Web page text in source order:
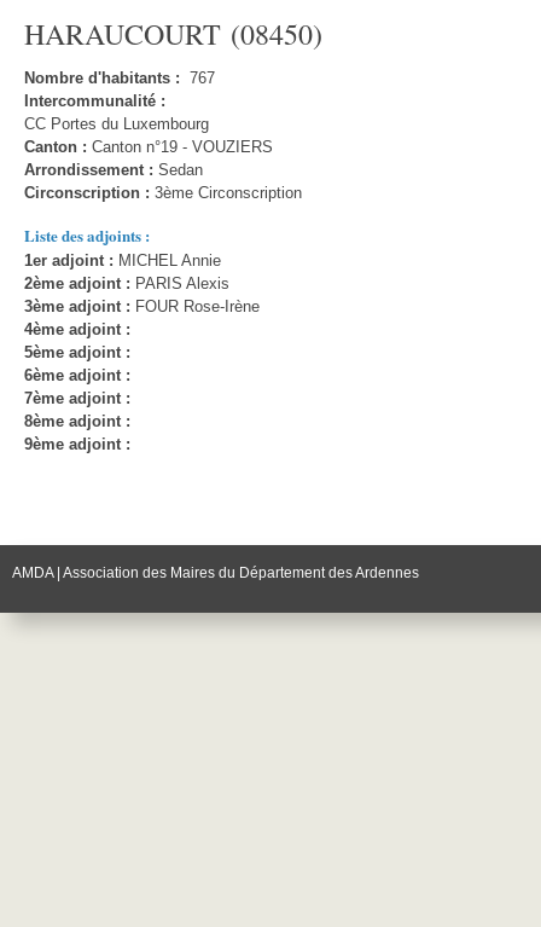
HARAUCOURT (08450)
Nombre d'habitants : 767
Intercommunalité :
CC Portes du Luxembourg
Canton : Canton n°19 - VOUZIERS
Arrondissement : Sedan
Circonscription : 3ème Circonscription
Liste des adjoints :
1er adjoint : MICHEL Annie
2ème adjoint : PARIS Alexis
3ème adjoint : FOUR Rose-Irène
4ème adjoint :
5ème adjoint :
6ème adjoint :
7ème adjoint :
8ème adjoint :
9ème adjoint :
AMDA | Association des Maires du Département des Ardennes